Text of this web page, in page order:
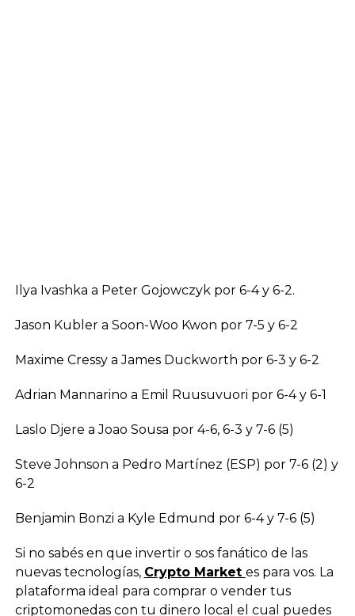
Ilya Ivashka a Peter Gojowczyk por 6-4 y 6-2.
Jason Kubler a Soon-Woo Kwon por 7-5 y 6-2
Maxime Cressy a James Duckworth por 6-3 y 6-2
Adrian Mannarino a Emil Ruusuvuori por 6-4 y 6-1
Laslo Djere a Joao Sousa por 4-6, 6-3 y 7-6 (5)
Steve Johnson a Pedro Martínez (ESP) por 7-6 (2) y
6-2
Benjamin Bonzi a Kyle Edmund por 6-4 y 7-6 (5)
Si no sabés en que invertir o sos fanático de las
nuevas tecnologías, Crypto Market es para vos. La
plataforma ideal para comprar o vender tus
criptomonedas con tu dinero local el cual puedes